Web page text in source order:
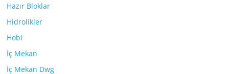
Hazır Bloklar
Hidrolikler
Hobi
İç Mekan
İç Mekan Dwg